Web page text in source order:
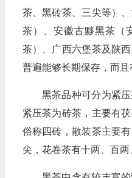
茶、黑砖茶、三尖等）
茶）、安徽古黟黑茶（
茶）、广西六堡茶及陕
普遍能够长期保存，而且
黑茶品种可分为紧
紧压茶为砖茶，主要有
俗称四砖，散装茶主要
尖，花卷茶有十两、百两